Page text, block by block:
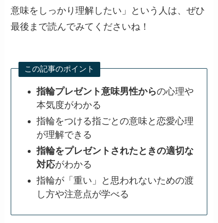
意味をしっかり理解したい」という人は、ぜひ
最後まで読んでみてくださいね！
この記事のポイント
指輪プレゼント意味男性からの心理や
本気度がわかる
指輪をつける指ごとの意味と恋愛心理
が理解できる
指輪をプレゼントされたときの適切な
対応がわかる
指輪が「重い」と思われないための渡
し方や注意点が学べる